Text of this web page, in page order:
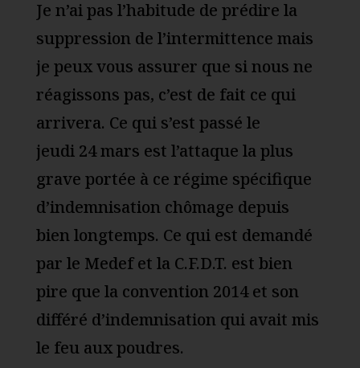
Je n’ai pas l’habitude de prédire la
suppression de l’intermittence mais
je peux vous assurer que si nous ne
réagissons pas, c’est de fait ce qui
arrivera. Ce qui s’est passé le
jeudi 24 mars est l’attaque la plus
grave portée à ce régime spécifique
d’indemnisation chômage depuis
bien longtemps. Ce qui est demandé
par le Medef et la C.F.D.T. est bien
pire que la convention 2014 et son
différé d’indemnisation qui avait mis
le feu aux poudres.